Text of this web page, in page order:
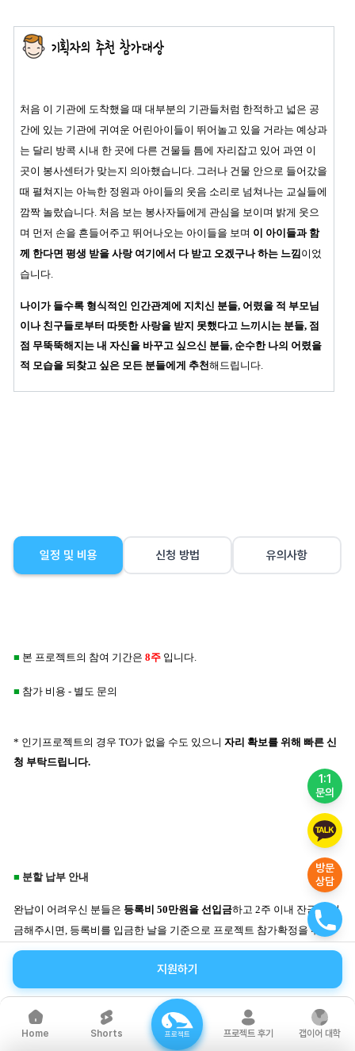
1:1
문의
방문
상담
처음 이 기관에 도착했을 때 대부분의 기관들처럼 한적하고 넓은 공
간에 있는 기관에 귀여운 어린아이들이 뛰어놀고 있을 거라는 예상과
는 달리 방콕 시내 한 곳에 다른 건물들 틈에 자리잡고 있어 과연 이
곳이 봉사센터가 맞는지 의아했습니다. 그러나 건물 안으로 들어갔을
때 펼쳐지는 아늑한 정원과 아이들의 웃음 소리로 넘쳐나는 교실들에
깜짝 놀랐습니다. 처음 보는 봉사자들에게 관심을 보이며 밝게 웃으
며 먼저 손을 흔들어주고 뛰어나오는 아이들을 보며 이 아이들과 함
께 한다면 평생 받을 사랑 여기에서 다 받고 오겠구나 하는 느낌이었
습니다.
나이가 들수록 형식적인 인간관계에 지치신 분들, 어렸을 적 부모님
이나 친구들로부터 따뜻한 사랑을 받지 못했다고 느끼시는 분들, 점
점 무뚝뚝해지는 내 자신을 바꾸고 싶으신 분들, 순수한 나의 어렸을
적 모습을 되찾고 싶은 모든 분들에게 추천해드립니다.
일정 및 비용 신청 방법 유의사항
■ 본 프로젝트의 참여 기간은 8주 입니다.
■ 참가 비용 - 별도 문의
* 인기프로젝트의 경우 TO가 없을 수도 있으니 자리 확보를 위해 빠른 신
청 부탁드립니다.
■ 분할 납부 안내
완납이 어려우신 분들은 등록비 50만원을 선입금하고 2주 이내 잔금을 입
금해주시면, 등록비를 입금한 날을 기준으로 프로젝트 참가확정을 위한
과정이 진행되어 참가가능 여부 및 TO를 확인합니다. 원하시는 날짜 및 기
간에 참가를 하기 위해서는 빠른 자리 확보가 중요합니다!
환불 불가)
*단, 시작일이 임박할 경우 상황에 따라 잔금 입금 일정이 달라질 수 있습니다.
지원하기
Home Shorts 프로젝트 프로젝트 후기 갭이어 대학